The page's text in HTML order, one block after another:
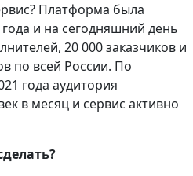
Платформа была
и на сегодняшний день
20 000 заказчиков и
по всей России. По
года аудитория
в месяц и сервис активно